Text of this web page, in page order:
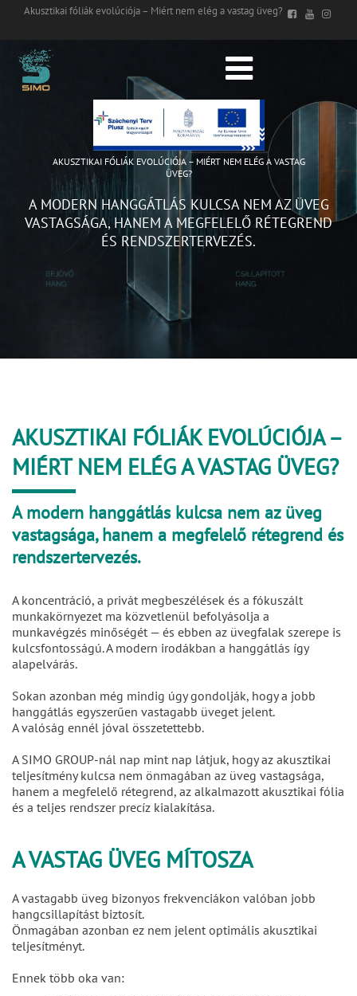
Akusztikai fóliák evolúciója – Miért nem elég a vastag üveg?
AKUSZTIKAI FÓLIÁK EVOLÚCIÓJA – MIÉRT NEM ELÉG A VASTAG
ÜVEG?
A MODERN HANGGÁTLÁS KULCSA NEM AZ ÜVEG
VASTAGSÁGA, HANEM A MEGFELELŐ RÉTEGREND
ÉS RENDSZERTERVEZÉS.
AKUSZTIKAI FÓLIÁK EVOLÚCIÓJA –
MIÉRT NEM ELÉG A VASTAG ÜVEG?
A modern hanggátlás kulcsa nem az üveg
vastagsága, hanem a megfelelő rétegrend és
rendszertervezés.
A koncentráció, a privát megbeszélések és a fókuszált
munkakörnyezet ma közvetlenül befolyásolja a
munkavégzés minőségét — és ebben az üvegfalak szerepe is
kulcsfontosságú. A modern irodákban a hanggátlás így
alapelvárás.
Sokan azonban még mindig úgy gondolják, hogy a jobb
hanggátlás egyszerűen vastagabb üveget jelent.
A valóság ennél jóval összetettebb.
A SIMO GROUP-nál nap mint nap látjuk, hogy az akusztikai
teljesítmény kulcsa nem önmagában az üveg vastagsága,
hanem a megfelelő rétegrend, az alkalmazott akusztikai fólia
és a teljes rendszer precíz kialakítása.
A VASTAG ÜVEG MÍTOSZA
A vastagabb üveg bizonyos frekvenciákon valóban jobb
hangcsillapítást biztosít.
Önmagában azonban ez nem jelent optimális akusztikai
teljesítményt.
Ennek több oka van: